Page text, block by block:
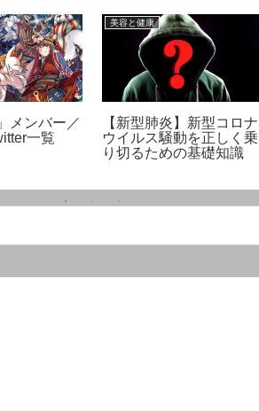
メンバー／
一覧
美容と健康
【新型肺炎】新型コロナ
ウイルス騒動を正しく乗
り切るための基礎知識